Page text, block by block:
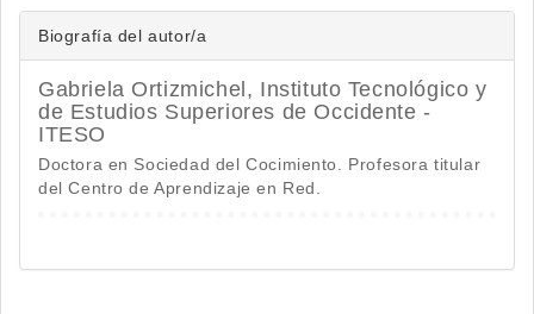
Biografía del autor/a
Gabriela Ortizmichel, Instituto Tecnológico y
de Estudios Superiores de Occidente -
ITESO
Doctora en Sociedad del Cocimiento. Profesora titular
del Centro de Aprendizaje en Red.